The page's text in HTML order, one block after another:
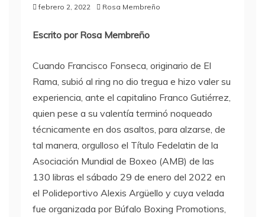
febrero 2, 2022 Rosa Membreño
Escrito por Rosa Membreño
Cuando Francisco Fonseca, originario de El
Rama, subió al ring no dio tregua e hizo valer su
experiencia, ante el capitalino Franco Gutiérrez,
quien pese a su valentía terminó noqueado
técnicamente en dos asaltos, para alzarse, de
tal manera, orgulloso el Título Fedelatin de la
Asociación Mundial de Boxeo (AMB) de las
130 libras el sábado 29 de enero del 2022 en
el Polideportivo Alexis Argüello y cuya velada
fue organizada por Búfalo Boxing Promotions,